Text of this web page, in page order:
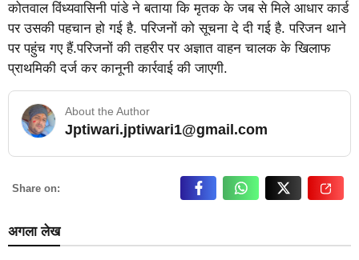
कोतवाल विंध्यवासिनी पांडे ने बताया कि मृतक के जब से मिले आधार कार्ड
पर उसकी पहचान हो गई है. परिजनों को सूचना दे दी गई है. परिजन थाने
पर पहुंच गए हैं.परिजनों की तहरीर पर अज्ञात वाहन चालक के खिलाफ
प्राथमिकी दर्ज कर कानूनी कार्रवाई की जाएगी.
About the Author
Jptiwari.jptiwari1@gmail.com… Read More
Share on:
अगला लेख